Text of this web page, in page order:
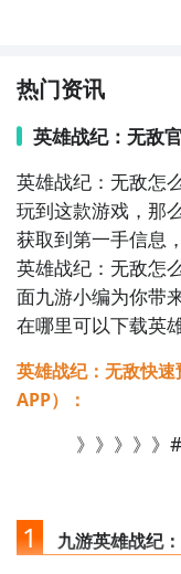
真共斗体验。
4. 《天下》
级过场动画；主打
跨服“九州争霸”军
节奏快、技能特效
策。
5. 《镇魔曲》
网易匠心打造的Q
提供12大职业、百
城战、“神兽合体”
法，社交链完整，
网易长线运营的国
庞大志怪世界观；
热门资讯
英雄战纪：无敌
英雄战纪：无敌怎
玩到这款游戏，那
获取到第一手信息
英雄战纪：无敌怎
面九游小编为你带
在哪里可以下载英
英雄战纪：无敌快
APP）：
》》》》》
1 九游英雄战纪